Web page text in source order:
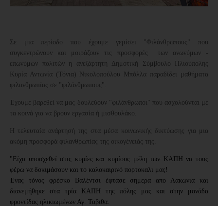
Σε μια περίοδο που έχουμε γεμίσει "Φιλάνθρωπους" που
συγκεντρώνουν και μοιράζουν τις προσφορές των ανωνύμων -
επωνύμων πολιτών η ανεξάρτητη Δημοτική Σύμβουλο Ηλιούπολης
Κυρία Αντωνία (Τόνια) Νικολοπούλου Μπόλλα παραδίδει μαθήματα
φιλανθρωπίας σε "φιλάνθρωπους".
Έχουμε βαρεθεί να μας δουλεύουν "φιλάνθρωποι" που ασχολούνται με
τα κοινά για να βρουν εργασία ή μισθουλάκο.
Η τελευταία ανάρτησή της στα μέσα κοινωνικής δικτύωσης για μια
ακόμη προσφορά φιλανθρωπίας της οικογένειάς της.
"Είχα υποσχεθεί στις κυρίες και κυρίους μέλη των ΚΑΠΗ να τους
φέρω να δοκιμάσουν και το καλοκαιρινό πορτοκαλι μας!
Ένας τόνος φρέσκο Βαλέντσι έφτασε σημερα απο Λακωνια και
διανεμήθηκε στα τρία ΚΑΠΗ της πόλης μας και στην μονάδα
φροντίδας ηλικιωμένων Αγ. Ταβιθα.